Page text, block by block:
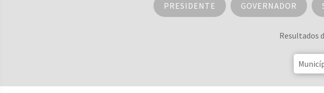
PRESIDENTE GOVERNADOR
Resultados